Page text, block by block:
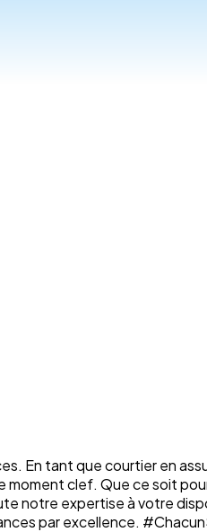
En tant que courtier en
clef. Que ce soit
notre expertise à votre
par excellence.